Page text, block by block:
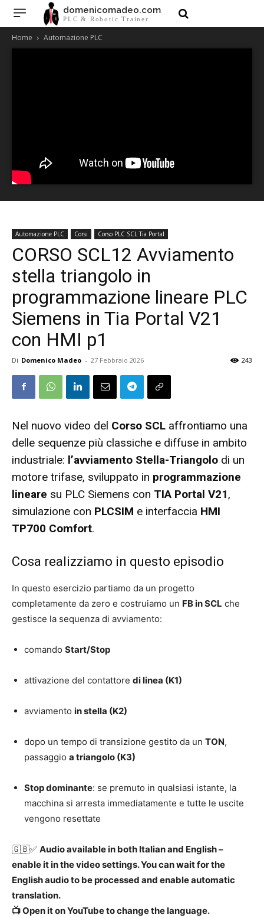
domenicomadeo.com
PLC & Robotic Trainer
Home Automazione PLC
Automazione PLC Corsi Corso PLC SCL Tia Portal
CORSO SCL12 Avviamento
stella triangolo in
programmazione lineare PLC
Siemens in Tia Portal V21
con HMI p1
Di Domenico Madeo - 27 Febbraio 2026 243
Nel nuovo video del Corso SCL affrontiamo una
delle sequenze più classiche e diffuse in ambito
industriale: l’avviamento Stella-Triangolo di un
motore trifase, sviluppato in programmazione
lineare su PLC Siemens con TIA Portal V21,
simulazione con PLCSIM e interfaccia HMI
TP700 Comfort.
Cosa realizziamo in questo episodio
In questo esercizio partiamo da un progetto
completamente da zero e costruiamo un FB in SCL che
gestisce la sequenza di avviamento:
comando Start/Stop
attivazione del contattore di linea (K1)
avviamento in stella (K2)
dopo un tempo di transizione gestito da un TON,
passaggio a triangolo (K3)
Stop dominante: se premuto in qualsiasi istante, la
macchina si arresta immediatamente e tutte le uscite
vengono resettate
🇬🇧✅ Audio available in both Italian and English –
enable it in the video settings. You can wait for the
English audio to be processed and enable automatic
translation.
📺 Open it on YouTube to change the language.